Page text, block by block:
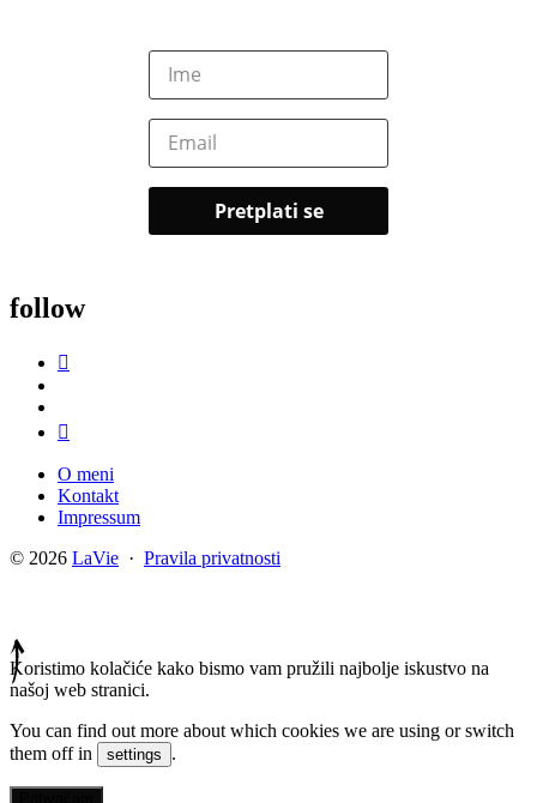
follow
O meni
Kontakt
Impressum
© 2026 LaVie · Pravila privatnosti
Koristimo kolačiće kako bismo vam pružili najbolje iskustvo na
našoj web stranici.
You can find out more about which cookies we are using or switch
them off in
settings .